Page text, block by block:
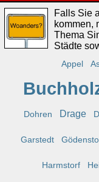
Falls Sie
kommen,
Thema
Städte
Appel
Dohren Drage
Garstedt
Harmstorf